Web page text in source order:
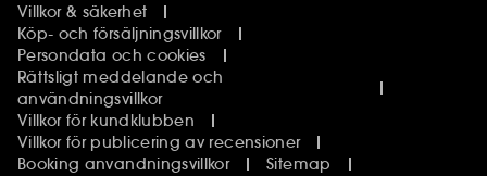
Villkor & säkerhet
Köp- och försäljningsvillkor
Persondata och cookies
Rättsligt meddelande och
användningsvillkor
Villkor för kundklubben
Villkor för publicering av recensioner
Booking anvandningsvillkor
Sitemap